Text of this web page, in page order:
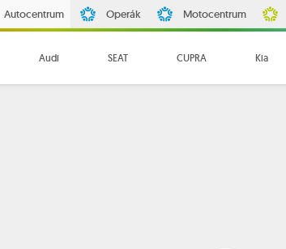
Autocentrum Operák Motocentrum
Audi SEAT CUPRA Kia